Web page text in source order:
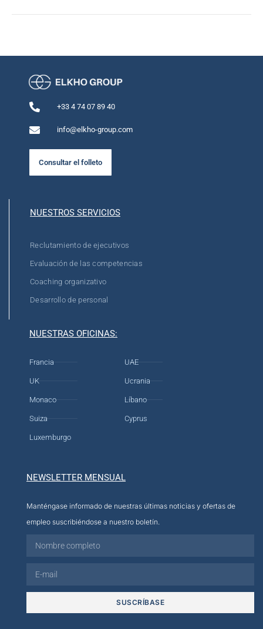
+33 4 74 07 89 40
info@elkho-group.com
Consultar el folleto
NUESTROS SERVICIOS
Reclutamiento de ejecutivos
Evaluación de las competencias
Coaching organizativo
Desarrollo de personal
NUESTRAS OFICINAS:
Francia
UK
Monaco
Suiza
Luxemburgo
UAE
Ucrania
Líbano
Cyprus
NEWSLETTER MENSUAL
Manténgase informado de nuestras últimas noticias y ofertas de
empleo suscribiéndose a nuestro boletín.
SUSCRÍBASE